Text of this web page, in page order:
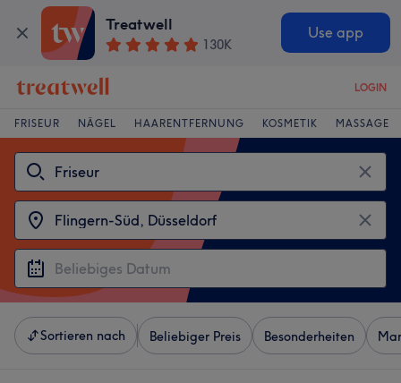
Treatwell
130K
Use app
LOGIN
FRISEUR NÄGEL HAARENTFERNUNG KOSMETIK MASSAGE
Sortieren nach Beliebiger Preis Besonderheiten